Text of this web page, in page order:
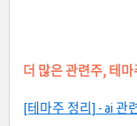
더 많은 관련주, 테
[테마주 정리] - ai 관